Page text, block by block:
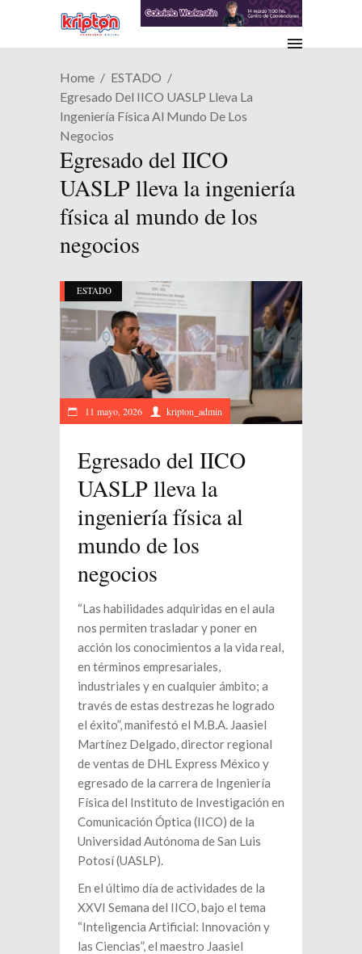
Home
ESTADO
Egresado Del IICO UASLP Lleva La
Ingeniería Física Al Mundo De Los
Negocios
Egresado del IICO
UASLP lleva la ingeniería
física al mundo de los
negocios
ESTADO
11 mayo, 2026 kripton_admin
Egresado del IICO
UASLP lleva la
ingeniería física al
mundo de los
negocios
“Las habilidades adquiridas en el aula
nos permiten trasladar y poner en
acción los conocimientos a la vida real,
en términos empresariales,
industriales y en cualquier ámbito; a
través de estas destrezas he logrado
el éxito”, manifestó el M.B.A. Jaasiel
Martínez Delgado, director regional
de ventas de DHL Express México y
egresado de la carrera de Ingeniería
Física del Instituto de Investigación en
Comunicación Óptica (IICO) de la
Universidad Autónoma de San Luis
Potosí (UASLP).
En el último día de actividades de la
XXVI Semana del IICO, bajo el tema
“Inteligencia Artificial: Innovación y
las Ciencias”, el maestro Jaasiel